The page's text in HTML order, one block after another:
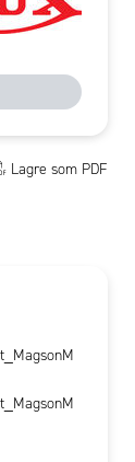
Lagre som PDF